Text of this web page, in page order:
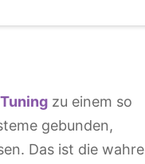
zu einem so
gebunden,
Das ist die wahre